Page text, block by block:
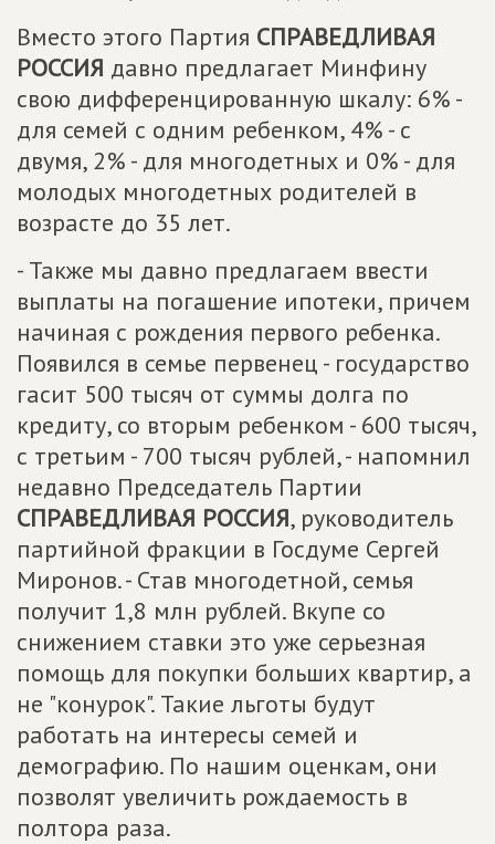
Вместо этого Партия СПРАВЕДЛИВАЯ
РОССИЯ давно предлагает Минфину
свою дифференцированную шкалу: 6% -
для семей с одним ребенком, 4% - с
двумя, 2% - для многодетных и 0% - для
молодых многодетных родителей в
возрасте до 35 лет.
- Также мы давно предлагаем ввести
выплаты на погашение ипотеки, причем
начиная с рождения первого ребенка.
Появился в семье первенец - государство
гасит 500 тысяч от суммы долга по
кредиту, со вторым ребенком - 600 тысяч,
с третьим - 700 тысяч рублей, - напомнил
недавно Председатель Партии
СПРАВЕДЛИВАЯ РОССИЯ, руководитель
партийной фракции в Госдуме Сергей
Миронов. - Став многодетной, семья
получит 1,8 млн рублей. Вкупе со
снижением ставки это уже серьезная
помощь для покупки больших квартир, а
не "конурок". Такие льготы будут
работать на интересы семей и
демографию. По нашим оценкам, они
позволят увеличить рождаемость в
полтора раза.